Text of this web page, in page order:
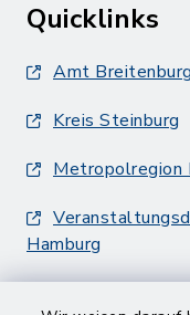
Quicklinks
Amt Breitenburg
Kreis Steinburg
Metropolregion
Hamburg